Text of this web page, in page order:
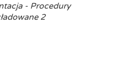
- Procedury
2